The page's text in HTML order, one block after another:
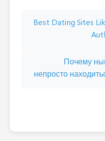
Best Dating Sites
Почему
непросто